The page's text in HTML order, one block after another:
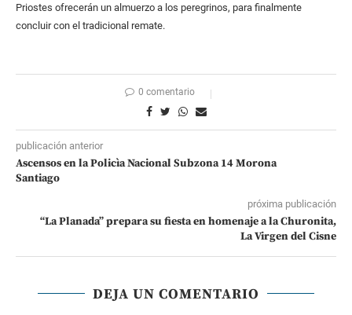
Priostes ofrecerán un almuerzo a los peregrinos, para finalmente
concluir con el tradicional remate.
0 comentario
publicación anterior
Ascensos en la Policìa Nacional Subzona 14 Morona
Santiago
próxima publicación
“La Planada” prepara su fiesta en homenaje a la Churonita,
La Virgen del Cisne
DEJA UN COMENTARIO